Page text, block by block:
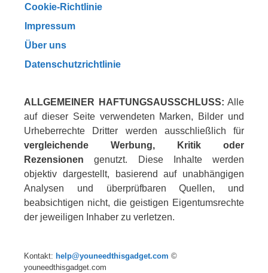
Cookie-Richtlinie
Impressum
Über uns
Datenschutzrichtlinie
ALLGEMEINER HAFTUNGSAUSSCHLUSS: Alle
auf dieser Seite verwendeten Marken, Bilder und
Urheberrechte Dritter werden ausschließlich für
vergleichende Werbung, Kritik oder
Rezensionen genutzt. Diese Inhalte werden
objektiv dargestellt, basierend auf unabhängigen
Analysen und überprüfbaren Quellen, und
beabsichtigen nicht, die geistigen Eigentumsrechte
der jeweiligen Inhaber zu verletzen.
Kontakt: help@youneedthisgadget.com ©
youneedthisgadget.com